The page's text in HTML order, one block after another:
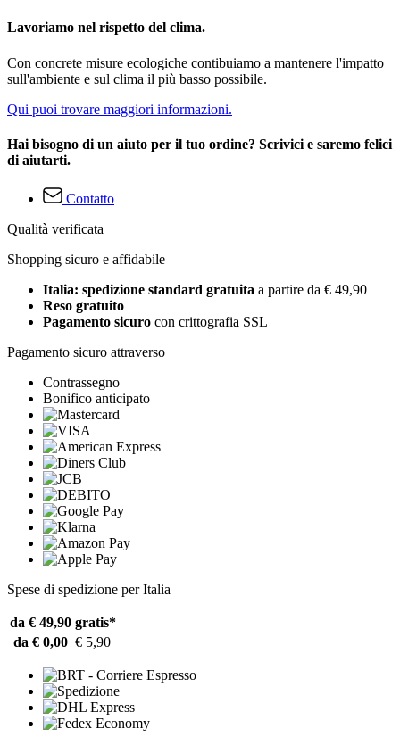
Lavoriamo nel rispetto del clima.
Con concrete misure ecologiche contibuiamo a mantenere l'impatto
sull'ambiente e sul clima il più basso possibile.
Qui puoi trovare maggiori informazioni.
Hai bisogno di un aiuto per il tuo ordine? Scrivici e saremo felici
di aiutarti.
Contatto
Qualità verificata
Shopping sicuro e affidabile
Italia: spedizione standard gratuita a partire da € 49,90
Reso gratuito
Pagamento sicuro con crittografia SSL
Pagamento sicuro attraverso
Contrassegno
Bonifico anticipato
Spese di spedizione per Italia
da € 49,90 gratis*
da € 0,00 € 5,90